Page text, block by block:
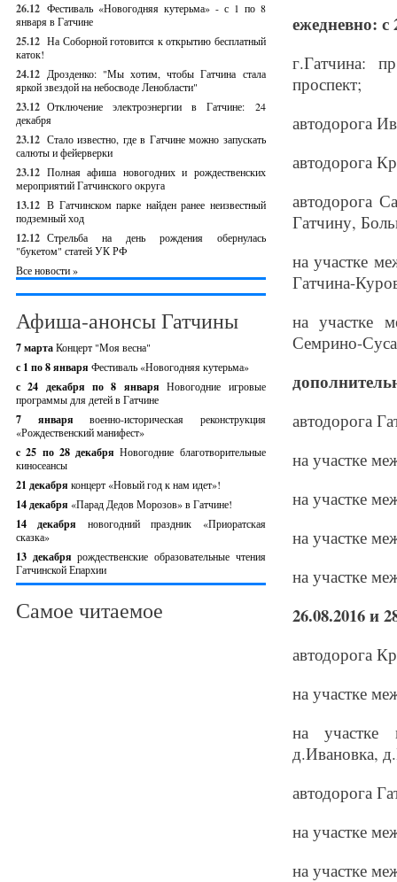
26.12 Фестиваль «Новогодняя кутерьма» - с 1 по 8
января в Гатчине
25.12 На Соборной готовится к открытию бесплатный
каток!
24.12 Дрозденко: "Мы хотим, чтобы Гатчина стала
яркой звездой на небосводе Ленобласти"
23.12 Отключение электроэнергии в Гатчине: 24
декабря
23.12 Стало известно, где в Гатчине можно запускать
салюты и фейерверки
23.12 Полная афиша новогодних и рождественских
мероприятий Гатчинского округа
13.12 В Гатчинском парке найден ранее неизвестный
подземный ход
12.12 Стрельба на день рождения обернулась
"букетом" статей УК РФ
Все новости »
Афиша-анонсы Гатчины
7 мартаКонцерт "Моя весна"
с 1 по 8 января Фестиваль «Новогодняя кутерьма»
с 24 декабря по 8 январяНовогодние игровые
программы для детей в Гатчине
7 январявоенно-историческая реконструкция
«Рождественский манифест»
c 25 по 28 декабряНовогодние благотворительные
киносеансы
21 декабря концерт «Новый год к нам идет»!
14 декабря «Парад Дедов Морозов» в Гатчине!
14 декабря новогодний праздник «Приоратская
сказка»
13 декабрярождественские образовательные чтения
Гатчинской Епархии
Самое читаемое
ежедневно: с
г.Гатчина:
проспект;
автодорога
автодорога
автодорога
Гатчину,
на участке
Гатчина-
на участке
Семрино-
автодорога
на участке
на участке
на участке
на участке
26.08.2016 и
автодорога
на участке
на участке
д.Ивановка,
автодорога
на участке
на участке